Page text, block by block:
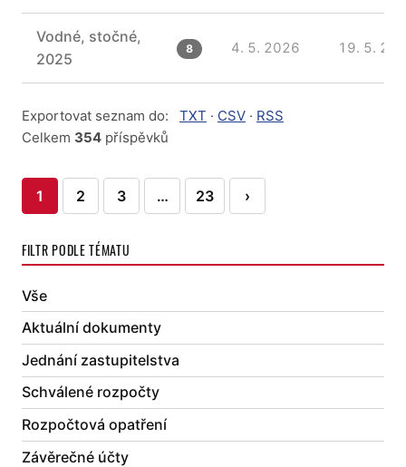
Vodné, stočné,
2025
8 4. 5. 2026 19. 5.
Exportovat seznam do: TXT · CSV · RSS
Celkem 354 příspěvků
Stránkování
příspěvků
1 2 3 … 23 ›
FILTR PODLE TÉMATU
Vše
Aktuální dokumenty
Jednání zastupitelstva
Schválené rozpočty
Rozpočtová opatření
Závěrečné účty